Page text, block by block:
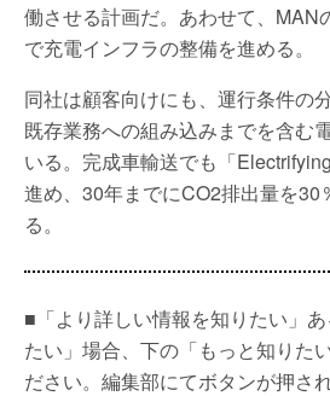
働させる計画だ。あわせて、MAN
で充電インフラの整備を進める。
同社は顧客向けにも、運行条件の
既存業務への組み込みまでを含む
いる。完成車輸送でも「
進め、30年までにCO2排出量を30
る。
■「より詳しい情報を知りたい」
たい」場合、下の「もっと知りた
ださい。編集部にてボタンが押さ